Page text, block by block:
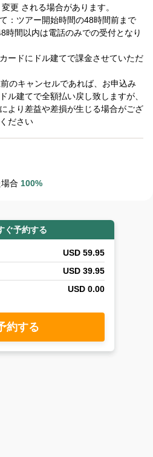
更 される場合があります。
：ツアー開始時間の48時間前まで
時間以内は電話のみでの受付となり
ードにドル建てで課金させていただ
のキャンセルであれば、お申込み
ル建てで全額払い戻し致しますが、
より差益や差損が生じる場合がござ
ださい
合 100%
ぐ予約する
USD 59.95
USD 39.95
USD 0.00
約する